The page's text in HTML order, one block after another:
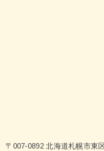
〒007-0892 北海道札幌市東